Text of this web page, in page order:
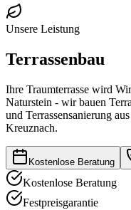
Unsere Leistung
Terrassenbau
Ihre Traumterrasse wird
Naturstein - wir bauen
und Terrassensanierung
Kreuznach.
Kostenlose Beratung
Kostenlose Beratung
Festpreisgarantie